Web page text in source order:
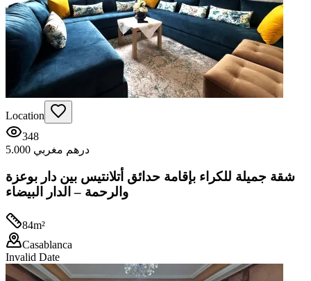
Location
348
5.000 درهم مغربي
شقة جميلة للكراء بإقامة حدائق أتلانتيس بين دار بوعزة
والرحمة – الدار البيضاء
84m²
Casablanca
Invalid Date